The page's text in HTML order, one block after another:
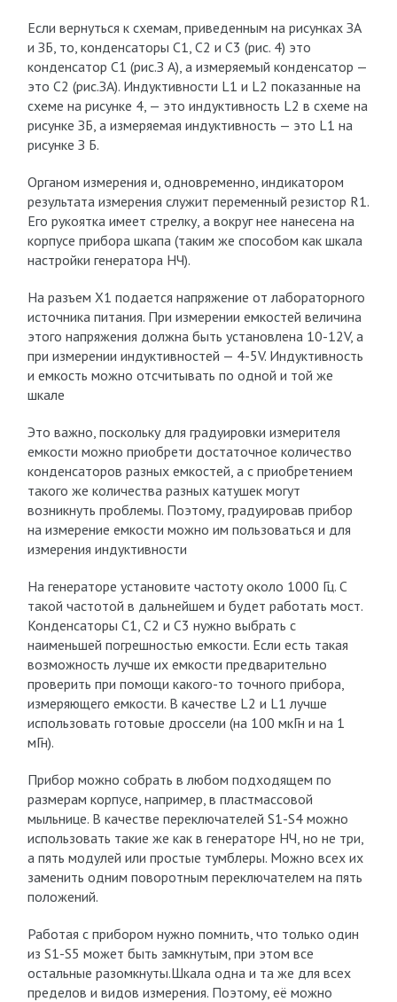
Если вернуться к схемам, приведенным на рисунках ЗА
и ЗБ, то, конденсаторы С1, С2 и С3 (рис. 4) это
конденсатор С1 (рис.З А), а измеряемый конденсатор —
это С2 (рис.ЗА). Индуктивности L1 и L2 показанные на
схеме на рисунке 4, — это индуктивность L2 в схеме на
рисунке ЗБ, а измеряемая индуктивность — это L1 на
рисунке З Б.
Органом измерения и, одновременно, индикатором
результата измерения служит переменный резистор R1.
Его рукоятка имеет стрелку, а вокруг нее нанесена на
корпусе прибора шкапа (таким же способом как шкала
настройки генератора НЧ).
На разъем Х1 подается напряжение от лабораторного
источника питания. При измерении емкостей величина
этого напряжения должна быть установлена 10-12V, а
при измерении индуктивностей — 4-5V. Индуктивность
и емкость можно отсчитывать по одной и той же
шкале
Это важно, поскольку для градуировки измерителя
емкости можно приобрети достаточное количество
конденсаторов разных емкостей, а с приобретением
такого же количества разных катушек могут
возникнуть проблемы. Поэтому, градуировав прибор
на измерение емкости можно им пользоваться и для
измерения индуктивности
На генераторе установите частоту около 1000 Гц. С
такой частотой в дальнейшем и будет работать мост.
Конденсаторы С1, С2 и С3 нужно выбрать с
наименьшей погрешностью емкости. Если есть такая
возможность лучше их емкости предварительно
проверить при помощи какого-то точного прибора,
измеряющего емкости. В качестве L2 и L1 лучше
использовать готовые дроссели (на 100 мкГн и на 1
мГн).
Прибор можно собрать в любом подходящем по
размерам корпусе, например, в пластмассовой
мыльнице. В качестве переключателей S1-S4 можно
использовать такие же как в генераторе НЧ, но не три,
а пять модулей или простые тумблеры. Можно всех их
заменить одним поворотным переключателем на пять
положений.
Работая с прибором нужно помнить, что только один
из S1-S5 может быть замкнутым, при этом все
остальные разомкнуты.Шкала одна и та же для всех
пределов и видов измерения. Поэтому, её можно